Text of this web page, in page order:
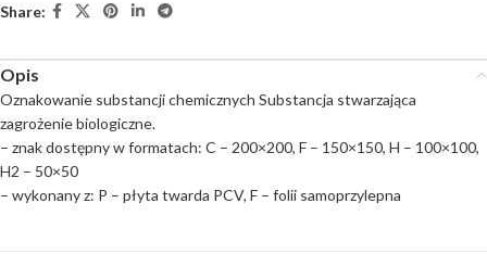
Share:
Opis
Oznakowanie substancji chemicznych Substancja stwarzająca
zagrożenie biologiczne.
– znak dostępny w formatach: C – 200×200, F – 150×150, H – 100×100,
H2 – 50×50
– wykonany z: P – płyta twarda PCV, F – folii samoprzylepna